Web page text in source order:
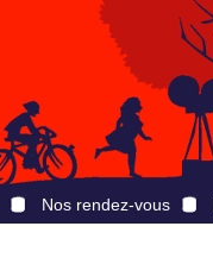
Nos rendez-vous